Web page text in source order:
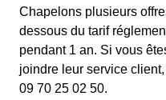
Chapelons plusieurs
dessous du tarif
pendant 1 an. Si vous
joindre leur service
09 70 25 02 50.